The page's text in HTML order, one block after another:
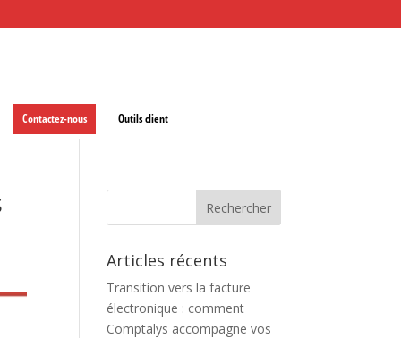
Contactez-nous Outils client
Articles récents
Transition vers la facture
électronique : comment
Comptalys accompagne vos